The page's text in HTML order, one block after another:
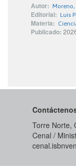
Autor:
Editorial: Luis
Materia:
Publicado:
Torre Norte,
Cenal /